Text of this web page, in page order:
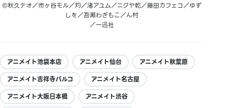
©秋久テオ／市ヶ谷モル／灼／渚アユム／ニクヤ乾／藤田カフェコ／ゆず
しを／吾瀬わぎもこ／ん村
／一迅社
アニメイト池袋本店 アニメイト仙台
アニメイト秋葉原
アニメイト吉祥寺パルコ
アニメイト名古屋
アニメイト大阪日本橋
アニメイト渋谷